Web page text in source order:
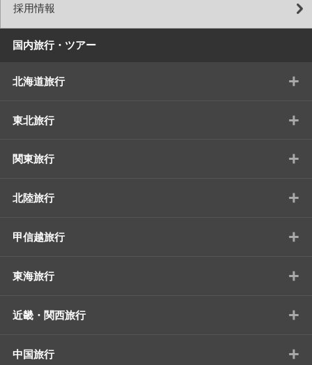
採用情報
国内旅行・ツアー
北海道旅行 +
東北旅行 +
関東旅行 +
北陸旅行 +
甲信越旅行 +
東海旅行 +
近畿・関西旅行 +
中国旅行 +